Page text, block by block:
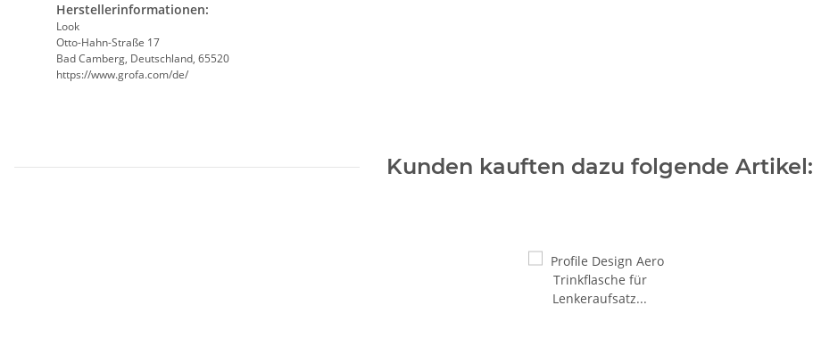
Herstellerinformationen:
Look
Otto-Hahn-Straße 17
Bad Camberg, Deutschland, 65520
https://www.grofa.com/de/
Kunden kauften dazu folgende Artikel: